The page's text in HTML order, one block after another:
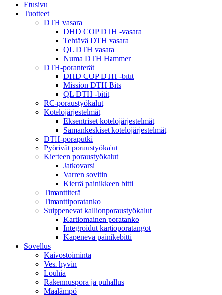
Etusivu
Tuotteet
DTH vasara
DHD COP DTH -vasara
Tehtävä DTH vasara
QL DTH vasara
Numa DTH Hammer
DTH-poranterät
DHD COP DTH -bitit
Mission DTH Bits
QL DTH -bitit
RC-poraustyökalut
Kotelojärjestelmät
Eksentriset kotelojärjestelmät
Samankeskiset kotelojärjestelmät
DTH-poraputki
Pyörivät poraustyökalut
Kierteen poraustyökalut
Jatkovarsi
Varren sovitin
Kierrä painikkeen bitti
Timanttiterä
Timanttiporatanko
Suippenevat kallionporaustyökalut
Kartiomainen poratanko
Integroidut kartioporatangot
Kapeneva painikebitti
Sovellus
Kaivostoiminta
Vesi hyvin
Louhia
Rakennuspora ja puhallus
Maalämpö